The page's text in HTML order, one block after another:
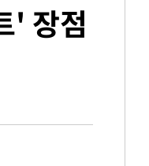
' 장점